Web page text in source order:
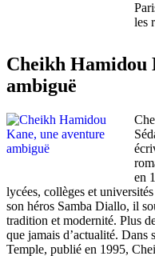
les
Cheikh Hamidou
ambiguë
en
lycées, collèges et
son héros Samba Diallo, il
tradition et modernité. Plus
que jamais d’actualité. Dans
Temple, publié en 1995,